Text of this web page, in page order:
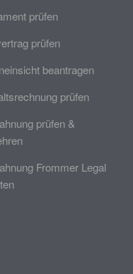
prüfen
prüfen
beantragen
prüfen
prüfen &
Frommer Legal